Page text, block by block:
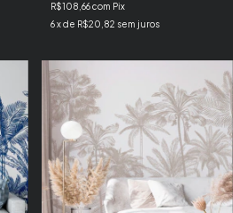
R$108,66com Pix
6 x de R$20,82 sem juros